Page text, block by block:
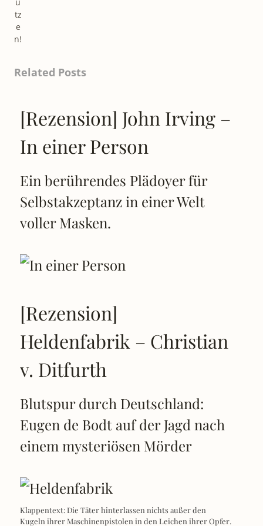
tz
e
n!
Related Posts
[Rezension] John Irving –
In einer Person
Ein berührendes Plädoyer für
Selbstakzeptanz in einer Welt
voller Masken.
[Rezension]
Heldenfabrik – Christian
v. Ditfurth
Blutspur durch Deutschland:
Eugen de Bodt auf der Jagd nach
einem mysteriösen Mörder
Klappentext: Die Täter hinterlassen nichts außer den
Kugeln ihrer Maschinenpistolen in den Leichen ihrer Opfer.